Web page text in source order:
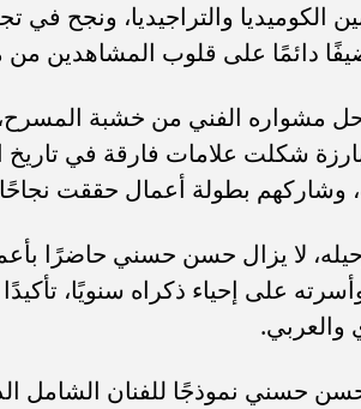
الكوميديا والتراجيديا، ونجح
دائمًا على قلوب المشاهدين من
مشواره الفني من خشبة
شكلت علامات فارقة في تاريخ
وشاركهم بطولة أعمال حققت نجاحًا
لا يزال حسن حسني حاضرًا
على إحياء ذكراه سنويًا،
والعربي.
حسني نموذجًا للفنان الشامل